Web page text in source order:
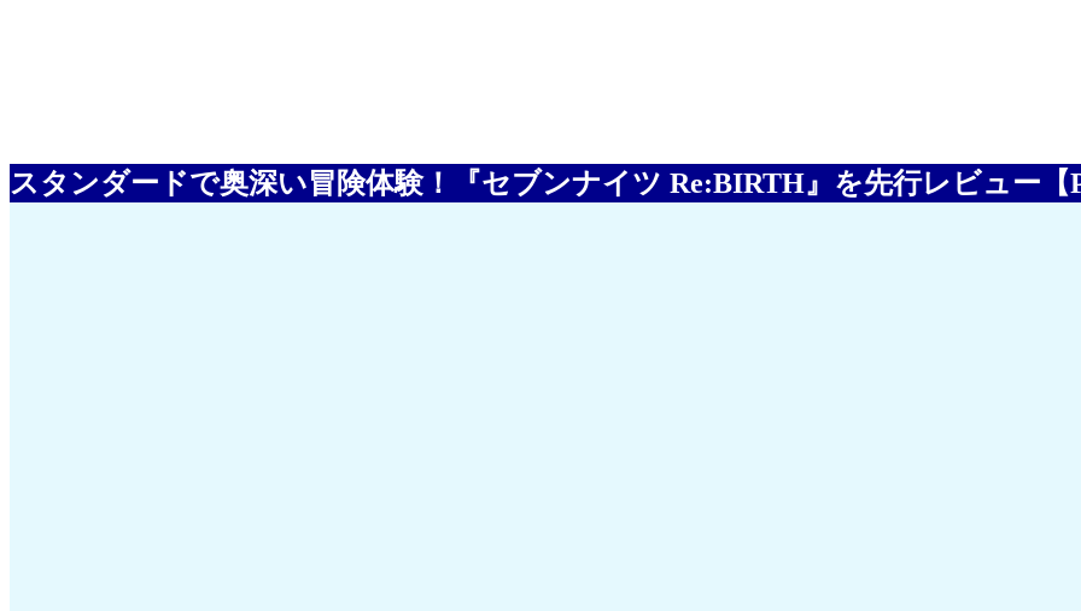
スタンダードで奥深い冒険体験！『セブンナイツ Re:BIRTH』を先行レビュー【